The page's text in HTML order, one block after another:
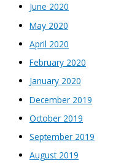
June 2020
May 2020
April 2020
February 2020
January 2020
December 2019
October 2019
September 2019
August 2019